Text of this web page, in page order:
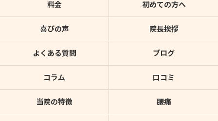
料金 初めての方へ
喜びの声 院長挨拶
よくある質問 ブログ
コラム 口コミ
当院の特徴 腰痛